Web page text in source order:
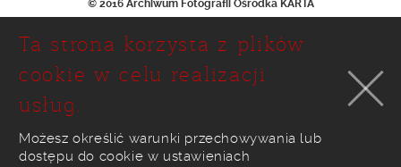
© 2016 Archiwum Fotografii Ośrodka KARTA
Ul. Narbutta 29
02-536 Warszawa
tel.: (+48 22) 646 36 90
e-mail: foto@karta.org.pl
realizacja:Ideo
Ta strona korzysta z plików
cookie w celu realizacji
usług.
Możesz określić warunki przechowywania lub
dostępu do cookie w ustawieniach